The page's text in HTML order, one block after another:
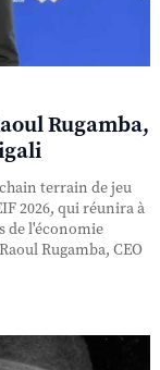
Rugamba,
terrain de jeu
2026, qui réunira à
de l'économie
Rugamba, CEO